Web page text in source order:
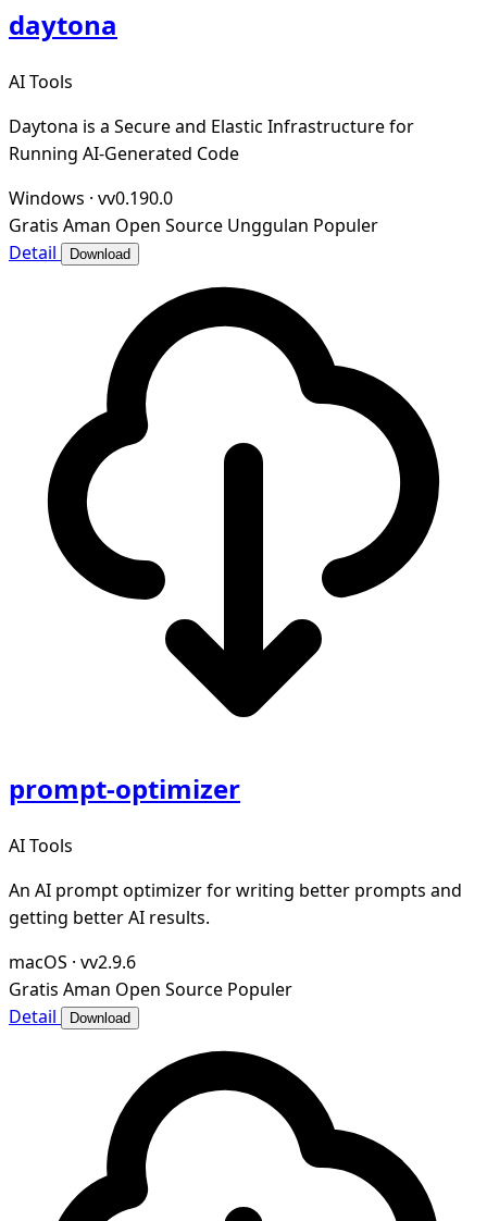
daytona
AI Tools
Daytona is a Secure and Elastic Infrastructure for
Running AI-Generated Code
Windows · vv0.190.0
Gratis Aman Open Source Unggulan Populer
Detail
Download
prompt-optimizer
AI Tools
An AI prompt optimizer for writing better prompts and
getting better AI results.
macOS · vv2.9.6
Gratis Aman Open Source Populer
Detail
Download